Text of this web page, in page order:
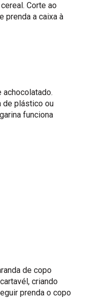
Corte ao
prenda a caixa à
achocolatado.
de plástico ou
funciona
de copo
criando
prenda o copo